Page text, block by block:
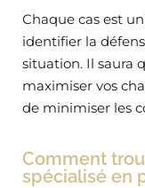
Chaque cas est
identifier la
situation. Il saura
maximiser vos
de minimiser les
Comment
spécialisé en